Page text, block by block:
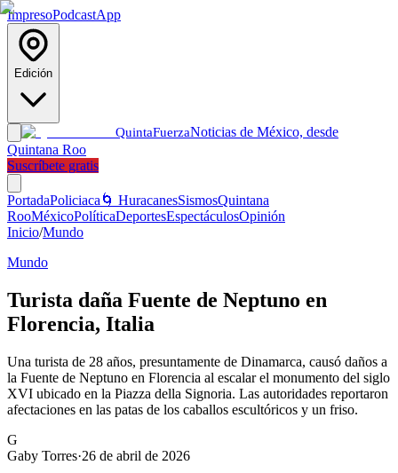
ImpresoPodcastApp
Edición
QuintaFuerzaNoticias de México, desde
Quintana Roo
Suscríbete gratis
PortadaPoliciaca 🌀 HuracanesSismosQuintana
RooMéxicoPolíticaDeportesEspectáculosOpinión
Inicio/Mundo
Mundo
Turista daña Fuente de Neptuno en
Florencia, Italia
Una turista de 28 años, presuntamente de Dinamarca, causó daños a
la Fuente de Neptuno en Florencia al escalar el monumento del siglo
XVI ubicado en la Piazza della Signoria. Las autoridades reportaron
afectaciones en las patas de los caballos escultóricos y un friso.
G
Gaby Torres·26 de abril de 2026